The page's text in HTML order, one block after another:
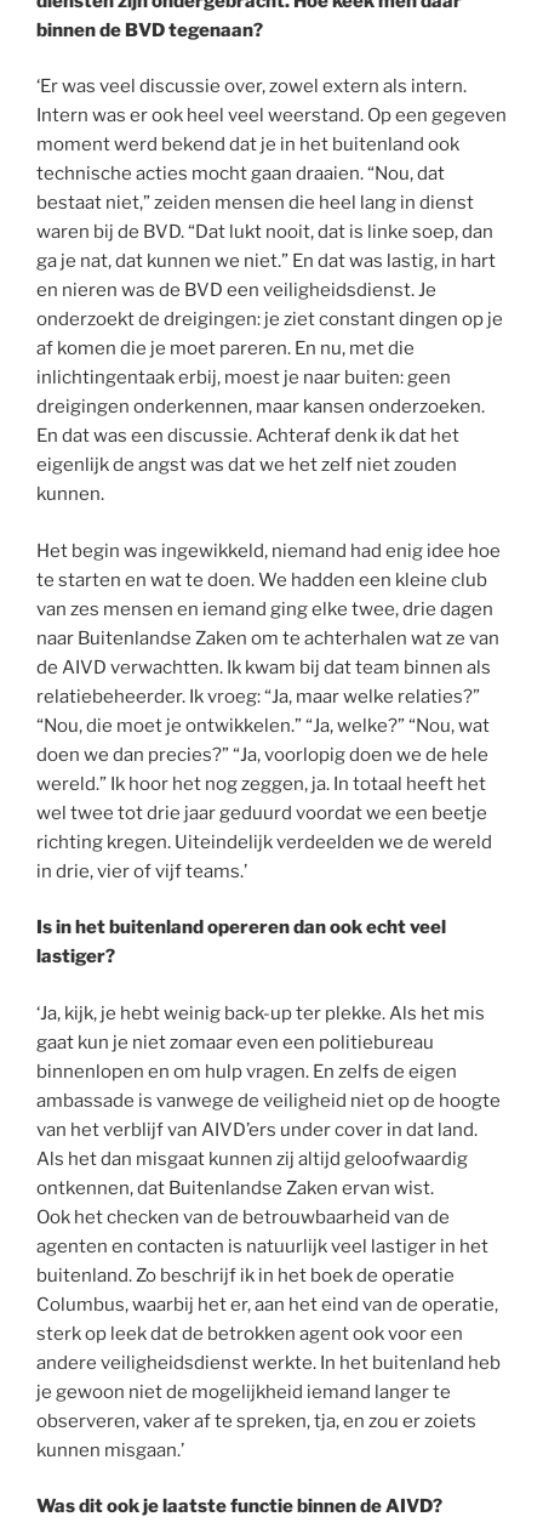
binnen de BVD tegenaan?
‘Er was veel discussie over, zowel extern als intern.
Intern was er ook heel veel weerstand. Op een gegeven
moment werd bekend dat je in het buitenland ook
technische acties mocht gaan draaien. “Nou, dat
bestaat niet,” zeiden mensen die heel lang in dienst
waren bij de BVD. “Dat lukt nooit, dat is linke soep, dan
ga je nat, dat kunnen we niet.” En dat was lastig, in hart
en nieren was de BVD een veiligheidsdienst. Je
onderzoekt de dreigingen: je ziet constant dingen op je
af komen die je moet pareren. En nu, met die
inlichtingentaak erbij, moest je naar buiten: geen
dreigingen onderkennen, maar kansen onderzoeken.
En dat was een discussie. Achteraf denk ik dat het
eigenlijk de angst was dat we het zelf niet zouden
kunnen.
Het begin was ingewikkeld, niemand had enig idee hoe
te starten en wat te doen. We hadden een kleine club
van zes mensen en iemand ging elke twee, drie dagen
naar Buitenlandse Zaken om te achterhalen wat ze van
de AIVD verwachtten. Ik kwam bij dat team binnen als
relatiebeheerder. Ik vroeg: “Ja, maar welke relaties?”
“Nou, die moet je ontwikkelen.” “Ja, welke?” “Nou, wat
doen we dan precies?” “Ja, voorlopig doen we de hele
wereld.” Ik hoor het nog zeggen, ja. In totaal heeft het
wel twee tot drie jaar geduurd voordat we een beetje
richting kregen. Uiteindelijk verdeelden we de wereld
in drie, vier of vijf teams.’
Is in het buitenland opereren dan ook echt veel
lastiger?
‘Ja, kijk, je hebt weinig back-up ter plekke. Als het mis
gaat kun je niet zomaar even een politiebureau
binnenlopen en om hulp vragen. En zelfs de eigen
ambassade is vanwege de veiligheid niet op de hoogte
van het verblijf van AIVD’ers under cover in dat land.
Als het dan misgaat kunnen zij altijd geloofwaardig
ontkennen, dat Buitenlandse Zaken ervan wist.
Ook het checken van de betrouwbaarheid van de
agenten en contacten is natuurlijk veel lastiger in het
buitenland. Zo beschrijf ik in het boek de operatie
Columbus, waarbij het er, aan het eind van de operatie,
sterk op leek dat de betrokken agent ook voor een
andere veiligheidsdienst werkte. In het buitenland heb
je gewoon niet de mogelijkheid iemand langer te
observeren, vaker af te spreken, tja, en zou er zoiets
kunnen misgaan.’
Was dit ook je laatste functie binnen de AIVD?